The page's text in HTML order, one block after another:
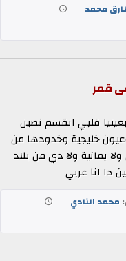
محمد
قمر
قلبي انقسم نصين
خليجية وخدودها من
يمانية ولا دي من بلاد
دا انا عربي
محمد النادي